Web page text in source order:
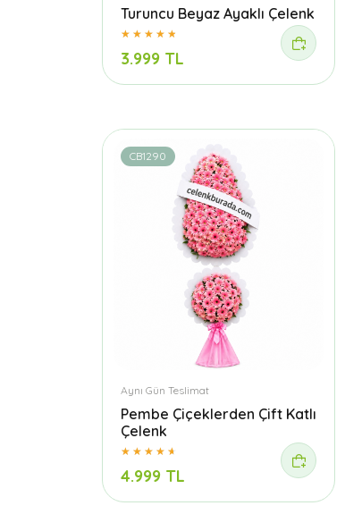
Turuncu Beyaz Ayaklı Çelenk
3.999 TL
CB1290
Aynı Gün Teslimat
Pembe Çiçeklerden Çift Katlı
Çelenk
4.999 TL